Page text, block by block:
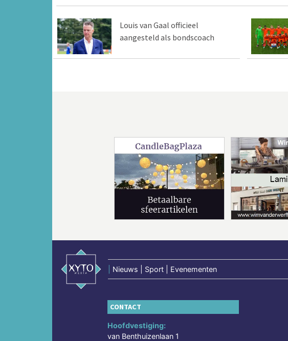
Louis van Gaal officieel
aangesteld als bondscoach
Nieuws | Sport | Evenementen
CONTACT
Hoofdvestiging:
van Benthuizenlaan 1